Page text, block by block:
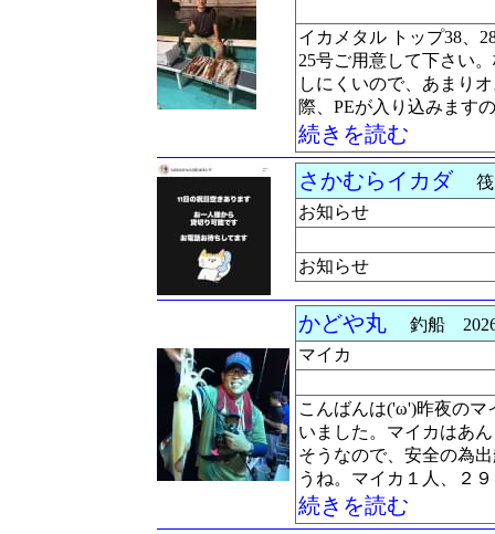
イカメタル トップ38、
25号ご用意して下さい
しにくいので、あまり
際、PEが入り込みます
続きを読む
さかむらイカダ
筏
お知らせ
お知らせ
かどや丸
釣船
マイカ
こんばんは('ω')昨夜の
いました。マイカはあ
そうなので、安全の為
うね。マイカ１人、２
続きを読む